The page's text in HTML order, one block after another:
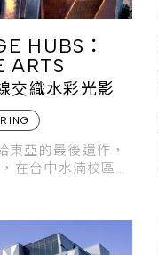
HUBS：
ARTS
交織水彩光影
東亞的最後遺作，
在台中水湳校區構